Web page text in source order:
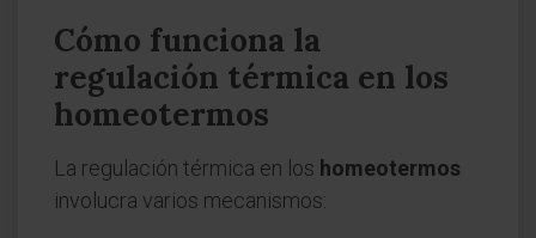
Cómo funciona la
regulación térmica en los
homeotermos
La regulación térmica en los homeotermos
involucra varios mecanismos: